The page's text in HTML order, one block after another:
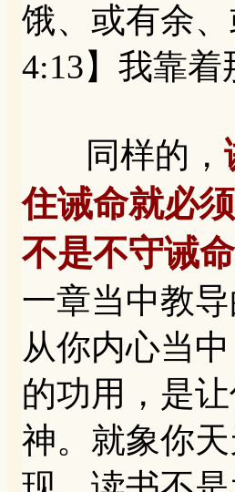
饿、或有余
4:13】我靠
同样的，
住诫命就必
不是不守诫
一章当中教
从你内心当
的功用，是
神。就象你